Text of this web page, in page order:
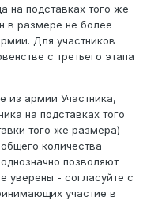
на подставках того же
в размере не более
Для участников
с третьего этапа
из армии Участника,
на подставках того
того же размера)
количества
позволяют
уверены - согласуйте с
участие в